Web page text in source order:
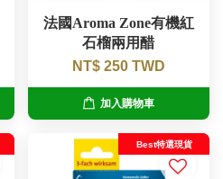
法國Aroma Zone有機紅
石榴兩用醋
NT$ 250 TWD
加入購物車
Best特選現貨